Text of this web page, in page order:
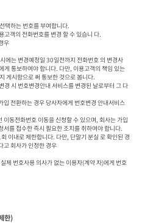
택하는 번호를 부여합니다.
객의 전화번호를 변경 할 수 있습니 다.
우
에는 변경예정일 30일전까지 전화번호 의 변경사
게 통보하여야 합니다. 다만, 이용고객의 책임 있는
게시함으로 써 통보한 것으로 봅니다.
시 번호변경안내 서비스를 변경된 날로부터 그 다
전환하는 경우 당사자에게 번호변경 안내서비스
동전화번호 이동을 신청할 수 있으며, 회사는 가입
를 접수한 즉시 필요한 조치를 취하여야 합니다.
이내로 제한합니다. 다만, 단말기 분실 로 확인된 경
고 회사가 인정한 경우
제 번호사용 의사가 없는 이용자(계약 자)에게 번호
한)